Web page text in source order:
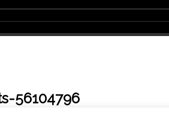
56104796